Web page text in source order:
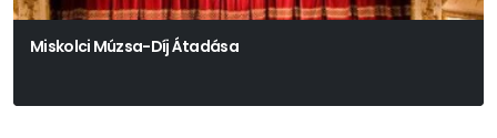
Miskolci Múzsa-Díj Átadása